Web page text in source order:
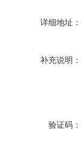
详细地址：
补充说明：
验证码：